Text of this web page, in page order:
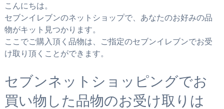
こんにちは。
セブンイレブンのネットショップで、あなたのお好みの品
物がキット見つかります。
ここでご購入頂く品物は、ご指定のセブンイレブンでお受
け取り頂くことができます。
セブンネットショッピングでお
買い物した品物のお受け取りは